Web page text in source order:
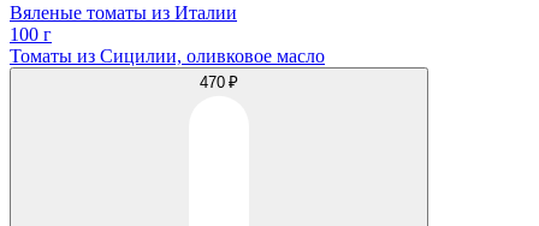
Вяленые томаты из Италии
100 г
Томаты из Сицилии, оливковое масло
470 ₽